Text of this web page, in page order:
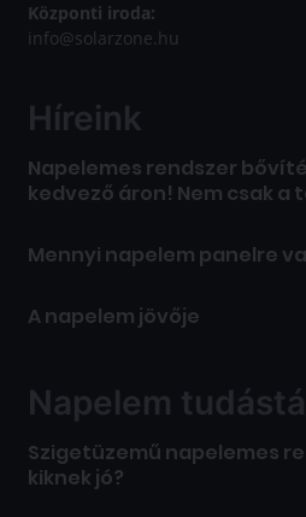
Központi iroda:
info@solarzone.hu
Híreink
Napelemes rendszer
kedvező áron! Nem csak a
Mennyi napelem panelre
A napelem jövője
Napelem
Szigetüzemű napelemes
kiknek jó?